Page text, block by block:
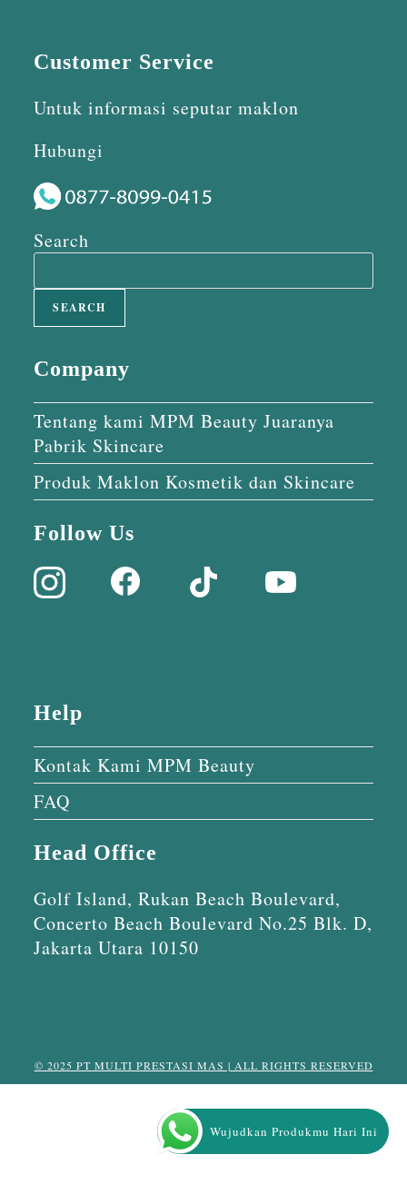
Customer Service
Untuk informasi seputar maklon
Hubungi
Search
SEARCH
Company
Tentang kami MPM Beauty Juaranya
Pabrik Skincare
Produk Maklon Kosmetik dan Skincare
Follow Us
Help
Kontak Kami MPM Beauty
FAQ
Head Office
Golf Island, Rukan Beach Boulevard,
Concerto Beach Boulevard No.25 Blk. D,
Jakarta Utara 10150
© 2025 PT MULTI PRESTASI MAS | ALL RIGHTS RESERVED
Wujudkan Produkmu Hari Ini